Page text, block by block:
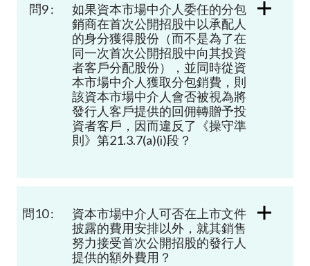
問9 :
如果資本市場中介人委任的分包
銷商在首次公開招股中以承配人
的身分獲得股份（而不是為了在
同一次首次公開招股中向其投資
者客戶分配股份），並同時從資
本市場中介人獲取分包銷費，則
該資本市場中介人會否被視為將
發行人客戶提供的回佣轉贈予投
資者客戶，因而違反了 《操守準
則》 第21.3.7(a)(i)段？
問10 : 資本市場中介 人可否在上市文件
披露的費用安排以外，就其銷售
努力接受首次公開招股的發行人
提供的額外費用？